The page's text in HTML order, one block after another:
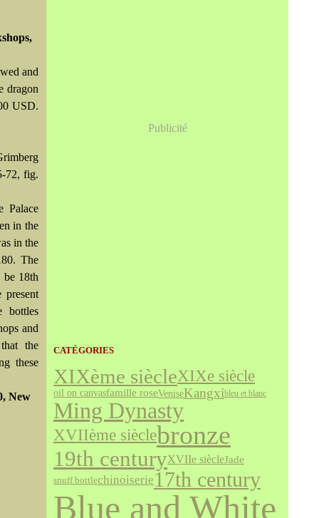
and
dragon
USD.
72, fig.
Palace
in the
in the
The
be 18th
present
bottles
and
the
these
New
Publicité
CATÉGORIES
XIXème siècleXIXe siècle
oil on canvasfamille roseVeniseKangxibleu et blanc
Ming Dynasty
XVIIème sièclebronze
19th centuryXVIIe siècleJade
snuff bottlechinoiserie17th century
Blue and White